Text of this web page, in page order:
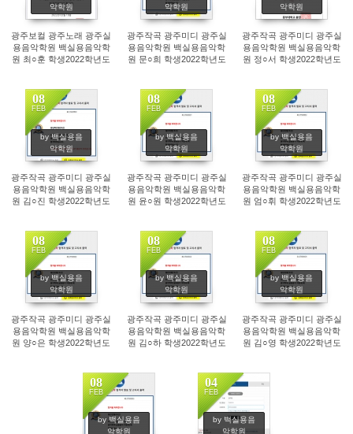
악학원
광주보컬 광주노래 광주실
용음악학원 백실용음악학
원 최○훈 학생2022학년도
악학원
광주작곡 광주미디 광주실
용음악학원 백실용음악학
원 문○희 학생2022학년도
악학원
광주작곡 광주미디 광주실
용음악학원 백실용음악학
원 정○서 학생2022학년도
편입학 합격!
08
FEB
by 백실용음
악학원
210
광주작곡 광주미디 광주실
용음악학원 백실용음악학
원 김○진 학생2022학년도
08
FEB
by 백실용음
악학원
180
광주작곡 광주미디 광주실
용음악학원 백실용음악학
원 윤○원 학생2022학년도
08
FEB
by 백실용음
악학원
194
광주작곡 광주미디 광주실
용음악학원 백실용음악학
원 엄○휘 학생2022학년도
08
FEB
by 백실용음
악학원
178
광주작곡 광주미디 광주실
용음악학원 백실용음악학
원 양○은 학생2022학년도
08
FEB
by 백실용음
악학원
177
광주작곡 광주미디 광주실
용음악학원 백실용음악학
원 김○하 학생2022학년도
08
FEB
by 백실용음
악학원
177
광주작곡 광주미디 광주실
용음악학원 백실용음악학
원 김○영 학생2022학년도
08
FEB
by 백실용음
악학원
192
04
FEB
by 백실용음
악학원
241